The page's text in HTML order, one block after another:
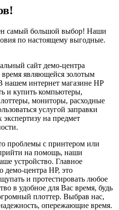
самый большой выбор! Наши
по настоящему выгодные.
сайт демо-центра
являющейся золотым
нашем интернет магазине HP
и купить компьютеры,
мониторы, расходные
услугой заправки
на предмет
проблемы с принтером или
на помощь, наши
устройство. Главное
демо-центра HP, это
и протестировать любое
в удобное для Вас время, будь
плоттер. Выбрав нас,
опережающие время.